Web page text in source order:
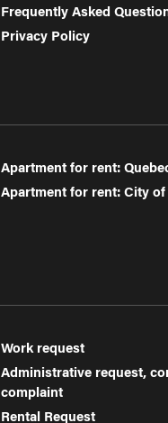
Frequently Asked
Privacy Policy
Apartment for rent:
Apartment for rent: City
Work request
Administrative request,
complaint
Rental Request